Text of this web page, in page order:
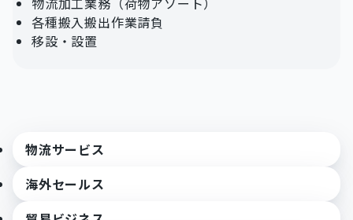
各種搬入搬出作業請負
移設・設置
物流サービス
海外セールス